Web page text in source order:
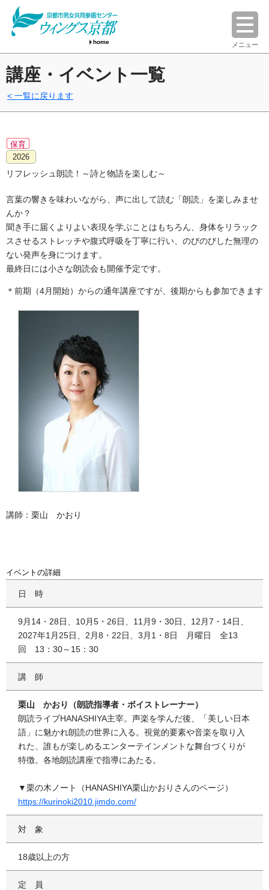
home メニュー
講座・イベント一覧
一覧に戻ります
保育
2026
リフレッシュ朗読！～詩と物語を楽しむ～
言葉の響きを味わいながら、声に出して読む「朗読」を楽しみませ
んか？
聞き手に届くよりよい表現を学ぶことはもちろん、身体をリラック
スさせるストレッチや腹式呼吸を丁寧に行い、のびのびした無理の
ない発声を身につけます。
最終日には小さな朗読会も開催予定です。
＊前期（4月開始）からの通年講座ですが、後期からも参加できます
講師：栗山 かおり
イベントの詳細
日時
9月14・28日、10月5・26日、11月9・30日、12月7・14日、
2027年1月25日、2月8・22日、3月1・8日 月曜日 全13
回 13：30～15：30
講師
栗山 かおり（朗読指導者・ボイストレーナー）
朗読ライブHANASHIYA主宰。声楽を学んだ後、「美しい日本
語」に魅かれ朗読の世界に入る。視覚的要素や音楽を取り入
れた、誰もが楽しめるエンターテインメントな舞台づくりが
特徴。各地朗読講座で指導にあたる。
▼栗の木ノート（HANASHIYA栗山かおりさんのページ）
https://kurinoki2010.jimdo.com/
対象
18歳以上の方
定員